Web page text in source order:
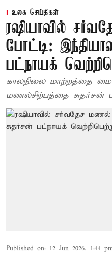
உலக செய்திகள்
ரஷியாவில்
போட்டி:
பட்நாயக்
காலநிலை மாற்றத்தை
மணல்சிற்பத்தை சுதர்சன்
Published on: 12 Jun 2026, 1:44